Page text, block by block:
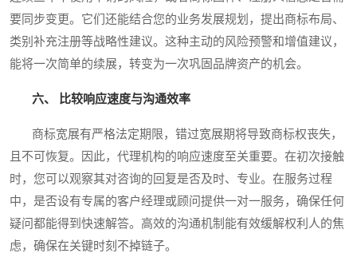
要同步变更。它们还能结合您的业务发展规划，提出商标布局、
类别补充注册等战略性建议。这种主动的风险预警和增值建议，
能将一次简单的续展，转变为一次巩固品牌资产的机会。
六、 比较响应速度与沟通效率
商标宽展有严格法定期限，错过宽展期将导致商标权丧失，
且不可恢复。因此，代理机构的响应速度至关重要。在初次接触
时，您可以观察其对咨询的回复是否及时、专业。在服务过程
中，是否设有专属的客户经理或顾问提供一对一服务，确保任何
疑问都能得到快速解答。高效的沟通机制能有效缓解权利人的焦
虑，确保在关键时刻不掉链子。